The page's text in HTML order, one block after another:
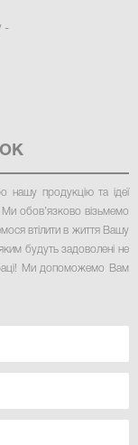
-
нашу продукцію та ідеї
обов’язково візьмемо
втілити в життя Вашу
будуть задоволені не
Ми допоможемо Вам